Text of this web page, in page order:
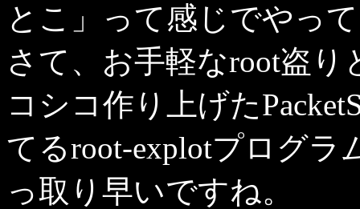
とこ」って感じでやっ
さて、お手軽なroot盗
コシコ作り上げた
てるroot-explotプログラ
っ取り早いですね。